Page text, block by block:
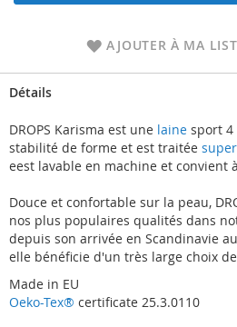
AJOUTER À MA
Détails
DROPS Karisma est une laine sport 4
stabilité de forme et est traitée
eest lavable en machine et convient
Douce et confortable sur la peau,
nos plus populaires qualités dans
depuis son arrivée en Scandinavie
elle bénéficie d'un très large choix
Made in EU
Oeko-Tex® certificate 25.3.0110